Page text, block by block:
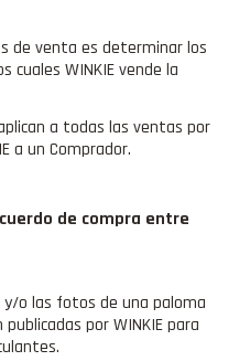
de venta es determinar los
cuales WINKIE vende la
a todas las ventas por
a un Comprador.
de compra entre
y/o las fotos de una paloma
por WINKIE para